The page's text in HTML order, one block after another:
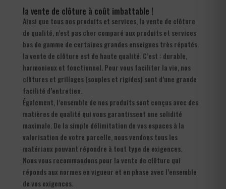
la vente de clôture à coût imbattable !
Ainsi que tous nos produits et services, la vente de clôture
de qualité, n’est pas cher comparé aux produits et services
bas de gamme de certaines grandes enseignes très réputés.
la vente de clôture est de haute qualité. C’est : durable,
harmonieux et fonctionnel. Pour vous faciliter la vie, nos
clôtures et grillages (souples et rigides) sont d’une grande
facilité d’entretien.
Également, l’ensemble de nos produits sont conçus avec des
matières de qualité qui vous garantissent une solidité
maximale. De la simple délimitation de vos espaces à la
valorisation de votre parcelle, nous vendons tous les
matériaux pouvant répondre à tout type de exigences.
Nous vous recommandons pour la vente de clôture qui
réponds aux normes en vigueur et en phase avec l’ensemble
de vos exigences.